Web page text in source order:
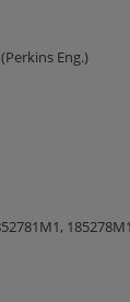
Eng.)